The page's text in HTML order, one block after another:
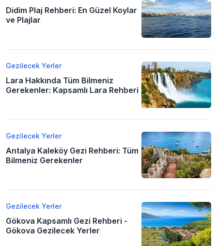
Didim Plaj Rehberi: En Güzel Koylar
ve Plajlar
Gezilecek Yerler
Lara Hakkında Tüm Bilmeniz
Gerekenler: Kapsamlı Lara Rehberi
Gezilecek Yerler
Antalya Kaleköy Gezi Rehberi: Tüm
Bilmeniz Gerekenler
Gezilecek Yerler
Gökova Kapsamlı Gezi Rehberi -
Gökova Gezilecek Yerler